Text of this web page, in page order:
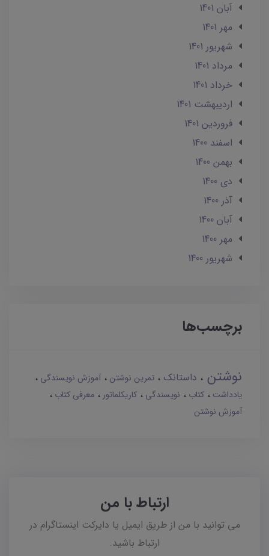
آبان 1401
مهر 1401
شهریور 1401
مرداد 1401
خرداد 1401
ارديبهشت 1401
فروردین 1401
اسفند 1400
بهمن 1400
دی 1400
آذر 1400
آبان 1400
مهر 1400
شهریور 1400
برچسب‌ها
نوشتن داستانک تمرین نوشتن
آموزش نویسندگی
یادداشت
کتاب نویسندگی کاریکلماتور
معرفی کتاب
آموزش نوشتن
ارتباط با من
می توانید با من از طریق ایمیل یا دایرکت اینستاگرام در
ارتباط باشید.